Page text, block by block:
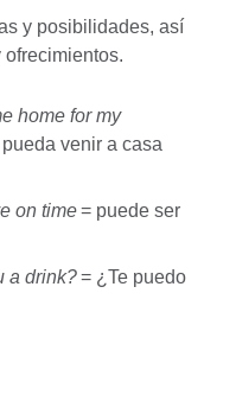
y posibilidades, así
home for my
venir a casa
on time= puede ser
a drink?= ¿Te puedo